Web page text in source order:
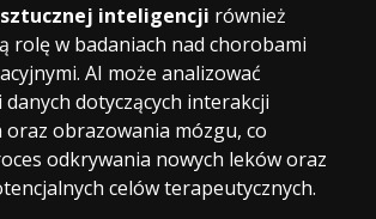
sztucznej inteligencji również
rolę w badaniach nad chorobami
AI może analizować
dotyczących interakcji
obrazowania mózgu, co
odkrywania nowych leków oraz
celów terapeutycznych.